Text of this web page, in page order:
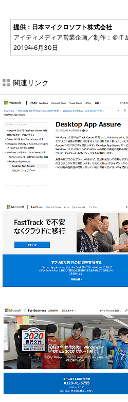
提供：日本マイクロソフト株式会社
アイティメディア営業企画／制作：＠IT
2019年6月30日
関連リンク